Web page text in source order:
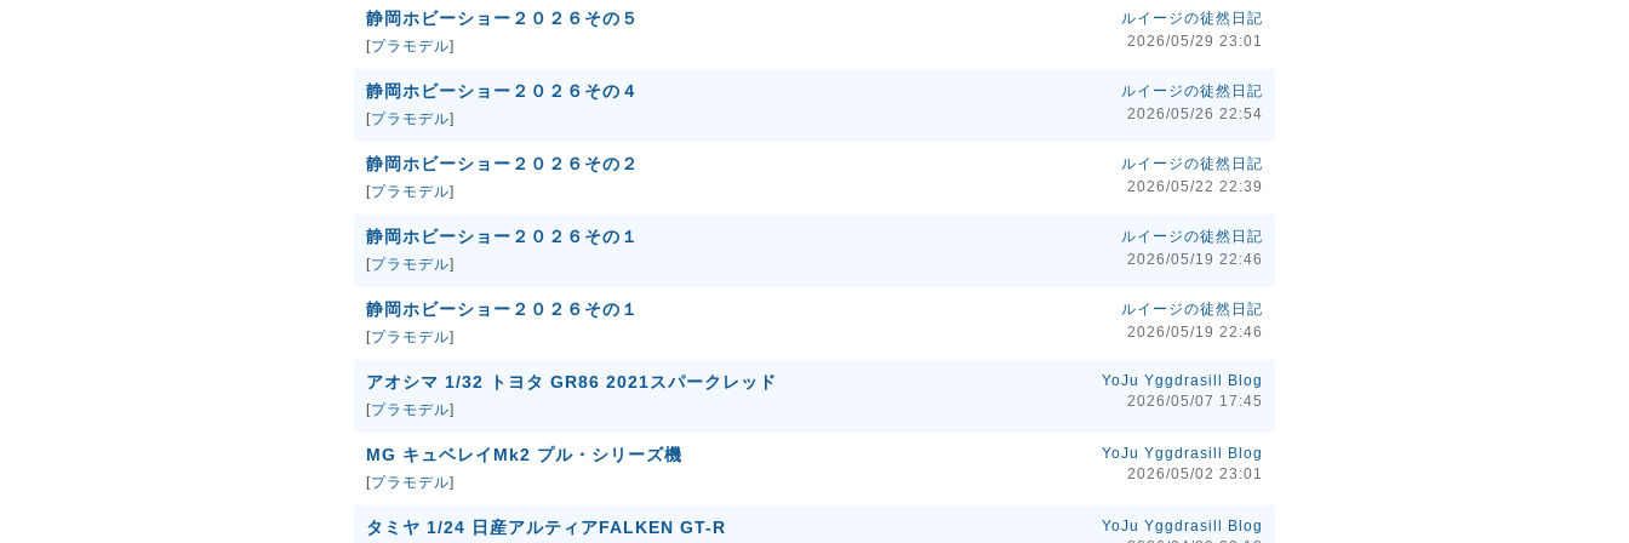
静岡ホビーショー２０２６その５
[プラモデル]
ルイージの徒然日記
2026/05/29 23:01
静岡ホビーショー２０２６その４
[プラモデル]
ルイージの徒然日記
2026/05/26 22:54
静岡ホビーショー２０２６その２
[プラモデル]
ルイージの徒然日記
2026/05/22 22:39
静岡ホビーショー２０２６その１
[プラモデル]
ルイージの徒然日記
2026/05/19 22:46
静岡ホビーショー２０２６その１
[プラモデル]
ルイージの徒然日記
2026/05/19 22:46
アオシマ 1/32 トヨタ GR86 2021スパークレッド
[プラモデル]
YoJu Yggdrasill Blog
2026/05/07 17:45
MG キュベレイMk2 プル・シリーズ機
[プラモデル]
YoJu Yggdrasill Blog
2026/05/02 23:01
タミヤ 1/24 日産アルティアFALKEN GT-R
YoJu Yggdrasill Blog